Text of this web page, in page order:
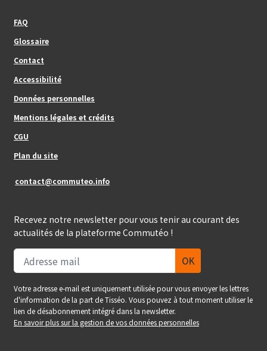
FAQ
Glossaire
Contact
Footer_center
Accessibilité
Données personnelles
Mentions légales et crédits
CGU
Plan du site
contact@commuteo.info
Recevez notre newsletter pour vous tenir au courant des
actualités de la plateforme Commutéo !
Votre adresse e-mail est uniquement utilisée pour vous envoyer les lettres
d'information de la part de Tisséo. Vous pouvez à tout moment utiliser le
lien de désabonnement intégré dans la newsletter.
En savoir plus sur la gestion de vos données personnelles